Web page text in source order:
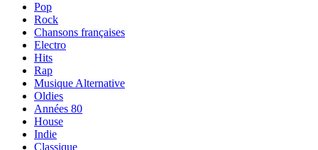
Pop
Rock
Chansons françaises
Electro
Hits
Rap
Musique Alternative
Oldies
Années 80
House
Indie
Classique